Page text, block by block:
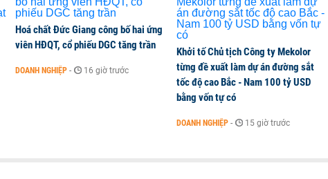
Hoá chất Đức Giang công bố hai ứng
viên HĐQT, cổ phiếu DGC tăng trần
DOANH NGHIỆP - 16 giờ trước
Khởi tố Chủ tịch Công ty Mekolor
từng đề xuất làm dự án đường sắt
tốc độ cao Bắc - Nam 100 tỷ USD
bằng vốn tự có
DOANH NGHIỆP - 15 giờ trước